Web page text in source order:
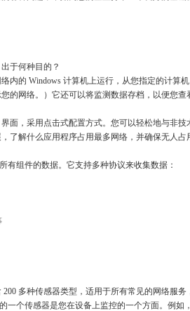
于何种目的？
络内的 Windows 计算机上运行，从您指定的计算
的网络。）它还可以将监测数据存档，以便您查
界面，采用点击式配置方式。您可以轻松地与非
了解什么应用程序占用最多网络，并确保无人占
有组件的数据。它支持多种协议来收集数据：
200 多种传感器类型，适用于所有常见的网络服务
一个传感器是您在设备上监控的一个方面。例